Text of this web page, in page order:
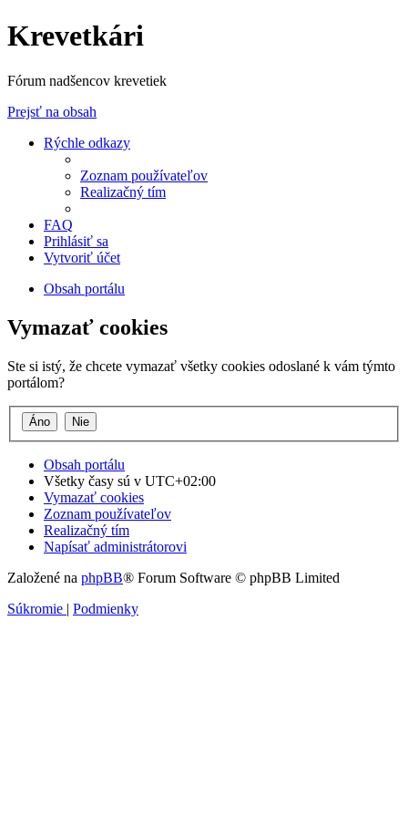
Krevetkári
Fórum nadšencov krevetiek
Prejsť na obsah
Rýchle odkazy
Zoznam používateľov
Realizačný tím
FAQ
Prihlásiť sa
Vytvoriť účet
Obsah portálu
Vymazať cookies
Ste si istý, že chcete vymazať všetky cookies odoslané k vám týmto
portálom?
Obsah portálu
Všetky časy sú v UTC+02:00
Vymazať cookies
Zoznam používateľov
Realizačný tím
Napísať administrátorovi
Založené na phpBB® Forum Software © phpBB Limited
Súkromie | Podmienky